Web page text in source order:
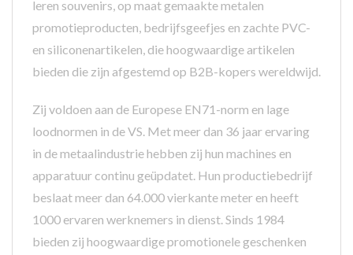
leren souvenirs, op maat gemaakte metalen
promotieproducten, bedrijfsgeefjes en zachte PVC-
en siliconenartikelen, die hoogwaardige artikelen
bieden die zijn afgestemd op B2B-kopers wereldwijd.
Zij voldoen aan de Europese EN71-norm en lage
loodnormen in de VS. Met meer dan 36 jaar ervaring
in de metaalindustrie hebben zij hun machines en
apparatuur continu geüpdatet. Hun productiebedrijf
beslaat meer dan 64.000 vierkante meter en heeft
1000 ervaren werknemers in dienst. Sinds 1984
bieden zij hoogwaardige promotionele geschenken